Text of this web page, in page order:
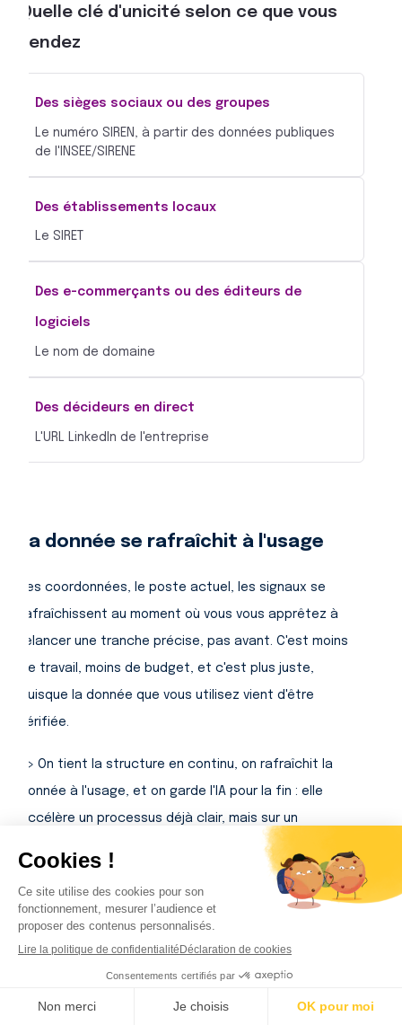
Quelle clé d'unicité selon ce que vous
vendez
Des sièges sociaux ou des groupes
Le numéro SIREN, à partir des données publiques
de l'INSEE/SIRENE
Des établissements locaux
Le SIRET
Des e-commerçants ou des éditeurs de
logiciels
Le nom de domaine
Des décideurs en direct
L'URL LinkedIn de l'entreprise
La donnée se rafraîchit à l'usage
Les coordonnées, le poste actuel, les signaux se
rafraîchissent au moment où vous vous apprêtez à
relancer une tranche précise, pas avant. C'est moins
de travail, moins de budget, et c'est plus juste,
puisque la donnée que vous utilisez vient d'être
vérifiée.
=> On tient la structure en continu, on rafraîchit la
donnée à l'usage, et on garde l'IA pour la fin : elle
accélère un processus déjà clair, mais sur un
processus flou elle se trompe sans qu'on puisse la
corriger.
Pourquoi s'y mettre
maintenant